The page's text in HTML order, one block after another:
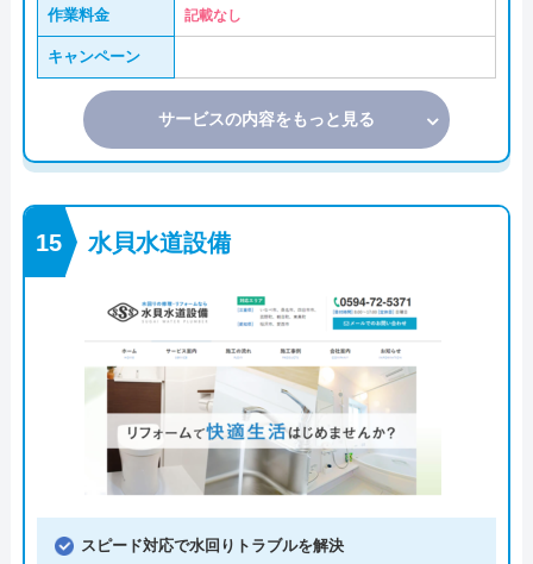
作業料金 記載なし
キャンペーン
サービスの内容をもっと見る
水貝水道設備
スピード対応で水回りトラブルを解決